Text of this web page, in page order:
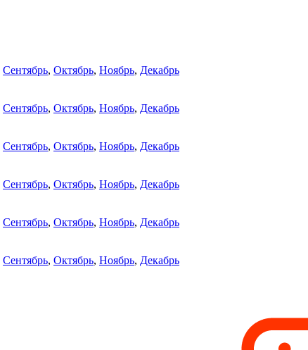
Сентябрь, Октябрь, Ноябрь, Декабрь
Сентябрь, Октябрь, Ноябрь, Декабрь
Сентябрь, Октябрь, Ноябрь, Декабрь
Сентябрь, Октябрь, Ноябрь, Декабрь
Сентябрь, Октябрь, Ноябрь, Декабрь
Сентябрь, Октябрь, Ноябрь, Декабрь